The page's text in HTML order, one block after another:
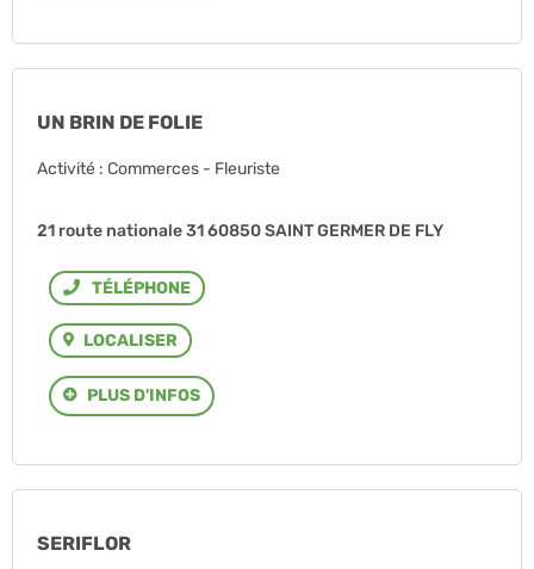
UN BRIN DE FOLIE
Activité : Commerces - Fleuriste
21 route nationale 31 60850 SAINT GERMER DE FLY
Téléphone
LOCALISER
PLUS D'INFOS
SERIFLOR